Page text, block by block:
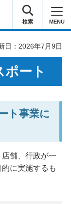
検索 MENU
日：2026年7月9日
ート
ト事業に
舗、行政が一
に実施するも